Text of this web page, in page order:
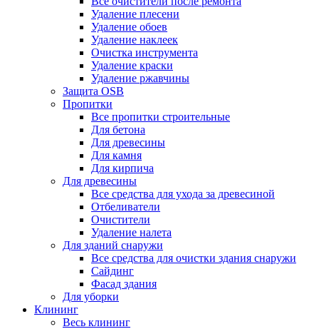
Удаление плесени
Удаление обоев
Удаление наклеек
Очистка инструмента
Удаление краски
Удаление ржавчины
Защита OSB
Пропитки
Все пропитки строительные
Для бетона
Для древесины
Для камня
Для кирпича
Для древесины
Все средства для ухода за древесиной
Отбеливатели
Очистители
Удаление налета
Для зданий снаружи
Все средства для очистки здания снаружи
Сайдинг
Фасад здания
Для уборки
Клининг
Весь клининг